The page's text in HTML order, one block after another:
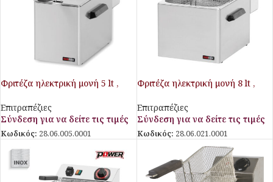
Φριτέζα ηλεκτρική μονή 5 lt ,
Επιτραπέζιες
Σύνδεση για να δείτε τις τιμές
Κωδικός: 28.06.005.0001
Φριτέζα ηλεκτρική μονή 8 lt ,
Επιτραπέζιες
Σύνδεση για να δείτε τις τιμές
Κωδικός: 28.06.021.0001